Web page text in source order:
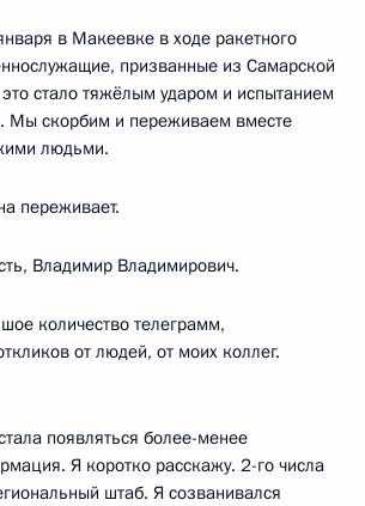
в Макеевке в ходе ракетного
призванные из Самарской
стало тяжёлым ударом и испытанием
Мы скорбим и переживаем вместе
людьми.
переживает.
Владимир Владимирович.
количество телеграмм,
от людей, от моих коллег.
появляться более-менее
Я коротко расскажу. 2-го числа
штаб. Я созванивался